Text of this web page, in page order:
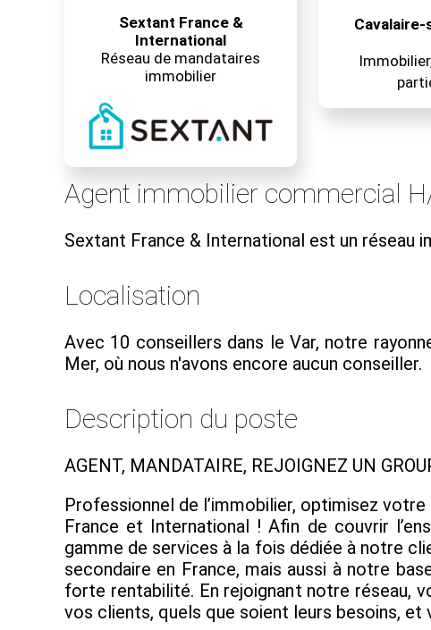
Sextant France &
International
Réseau de mandataires
immobilier
Agent immobilier commercial
Sextant France & International est un réseau
Localisation
Avec 10 conseillers dans le Var, notre
Mer, où nous n'avons encore aucun conseiller.
Description du poste
AGENT, MANDATAIRE, REJOIGNEZ UN
Professionnel de l’immobilier, optimisez
France et International ! Afin de couvrir
gamme de services à la fois dédiée à notre
secondaire en France, mais aussi à notre
forte rentabilité. En rejoignant notre réseau,
vos clients, quels que soient leurs besoins,